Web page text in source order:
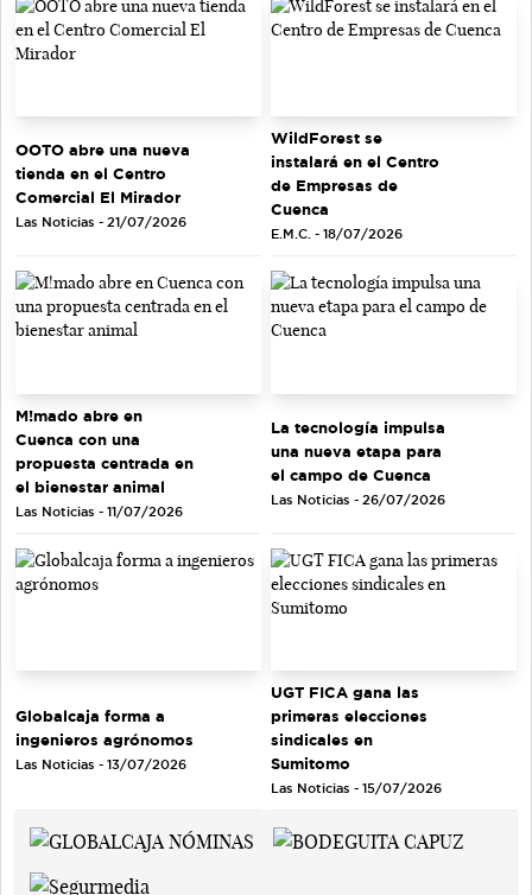
OOTO abre una nueva
tienda en el Centro
Comercial El Mirador
Las Noticias - 21/07/2026
WildForest se
instalará en el Centro
de Empresas de
Cuenca
E.M.C. - 18/07/2026
M!mado abre en
Cuenca con una
propuesta centrada en
el bienestar animal
Las Noticias - 11/07/2026
La tecnología impulsa
una nueva etapa para
el campo de Cuenca
Las Noticias - 26/07/2026
Globalcaja forma a
ingenieros agrónomos
Las Noticias - 13/07/2026
UGT FICA gana las
primeras elecciones
sindicales en
Sumitomo
Las Noticias - 15/07/2026